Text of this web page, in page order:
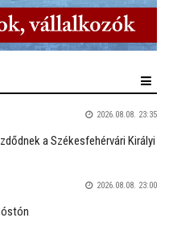
2026.08.08. 23:35
a Székesfehérvári Királyi
2026.08.08. 23:00